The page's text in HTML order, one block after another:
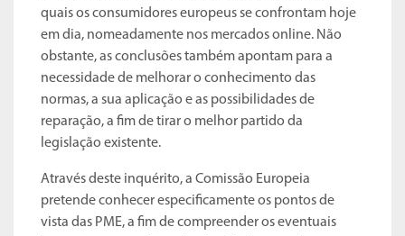
quais os consumidores europeus se confrontam hoje
em dia, nomeadamente nos mercados online. Não
obstante, as conclusões também apontam para a
necessidade de melhorar o conhecimento das
normas, a sua aplicação e as possibilidades de
reparação, a fim de tirar o melhor partido da
legislação existente.
Através deste inquérito, a Comissão Europeia
pretende conhecer especificamente os pontos de
vista das PME, a fim de compreender os eventuais